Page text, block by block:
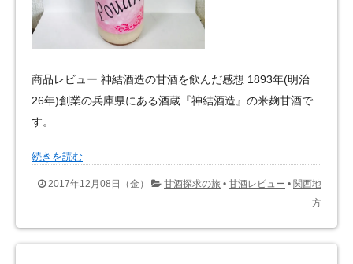
商品レビュー 神結酒造の甘酒を飲んだ感想 1893年(明治
26年)創業の兵庫県にある酒蔵『神結酒造』の米麹甘酒で
す。
続きを読む
2017年12月08日（金） 甘酒探求の旅 • 甘酒レビュー • 関西地
方